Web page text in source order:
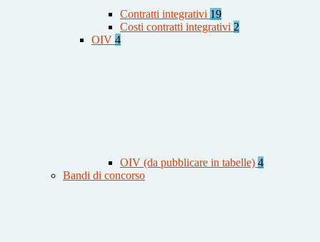
Contratti integrativi 19
Costi contratti integrativi 2
OIV 4
OIV (da pubblicare in tabelle) 4
Bandi di concorso